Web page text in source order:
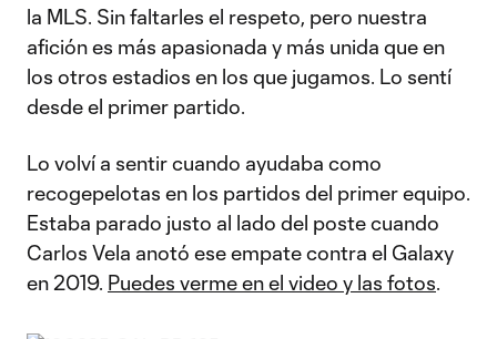
la MLS. Sin faltarles el respeto, pero nuestra
afición es más apasionada y más unida que en
los otros estadios en los que jugamos. Lo sentí
desde el primer partido.
Lo volví a sentir cuando ayudaba como
recogepelotas en los partidos del primer equipo.
Estaba parado justo al lado del poste cuando
Carlos Vela anotó ese empate contra el Galaxy
en 2019. Puedes verme en el video y las fotos.